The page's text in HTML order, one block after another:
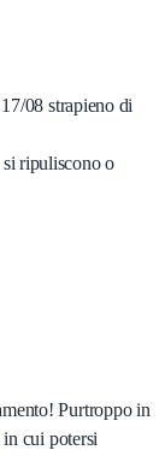
08 strapieno di
si ripuliscono o
Purtroppo in
cui potersi